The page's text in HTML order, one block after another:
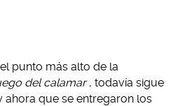
punto más alto de la
del calamar , todavía sigue
ahora que se entregaron los